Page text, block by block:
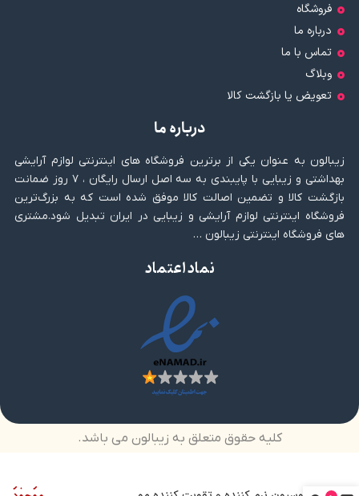
فروشگاه
درباره ما
تماس با ما
وبلاگ
تعویض یا بازگشت کالا
درباره ما
زیبالون به عنوان یکی از برترین فروشگاه های اینترنتی لوازم آرایشی
بهداشتی و زیبایی با پایبندی به سه اصل ارسال رایگان ، ۷ روز ضمانت
بازگشت کالا و تضمین اصالت کالا موفق شده است که به بزرگ‌ترین
فروشگاه اینترنتی لوازم آرایشی و زیبایی در ایران تبدیل شود.مشتری
های فروشگاه اینترنتی زیبالون …
نماد اعتماد
کلیه حقوق متعلق به زیبالون می باشد.
در انبار